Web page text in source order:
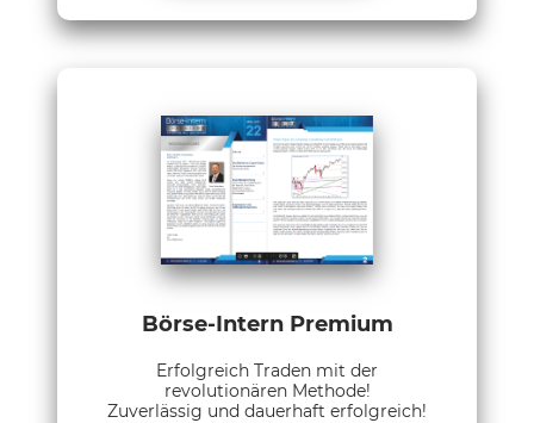
Börse-Intern Premium
Erfolgreich Traden mit der
revolutionären Methode!
Zuverlässig und dauerhaft erfolgreich!